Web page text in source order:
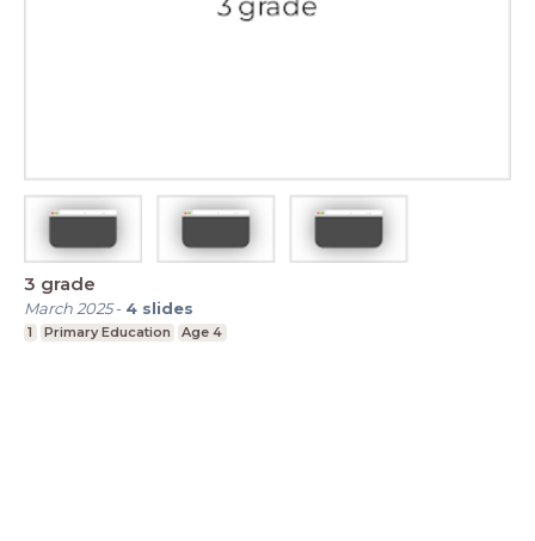
3 grade
March 2025- 4 slides
1 Primary Education Age 4